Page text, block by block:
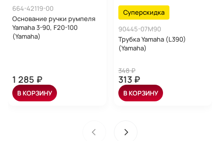
664-42119-00
Основание ручки румпеля
Yamaha 3-90, F20-100
(Yamaha)
1 285 ₽
В КОРЗИНУ
Суперскидка
90445-07M90
Трубка Yamaha (L390)
(Yamaha)
348 ₽
313 ₽
В КОРЗИНУ